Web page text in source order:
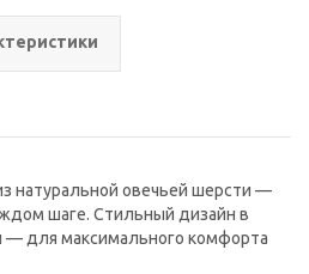
натуральной овечьей шерсти —
шаге. Cтильный дизайн в
— для максимального комфорта